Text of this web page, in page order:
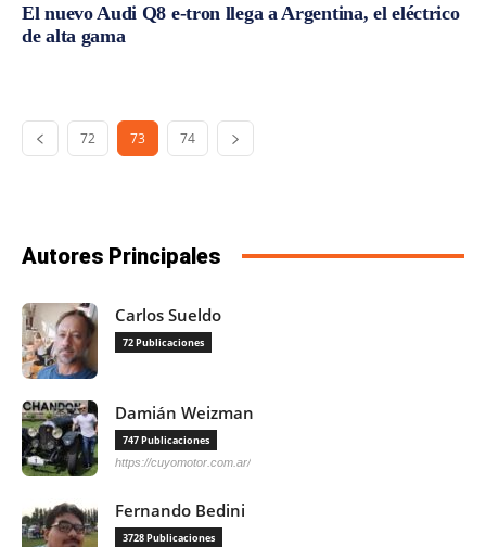
El nuevo Audi Q8 e-tron llega a Argentina, el eléctrico
de alta gama
72 73 74
Autores Principales
Carlos Sueldo
72 Publicaciones
Damián Weizman
747 Publicaciones
https://cuyomotor.com.ar/
Fernando Bedini
3728 Publicaciones